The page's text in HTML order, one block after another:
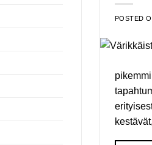
POSTED